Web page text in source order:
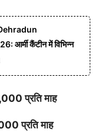
आर्मी कैंटीन में विभिन्न
प्रति माह
प्रति माह